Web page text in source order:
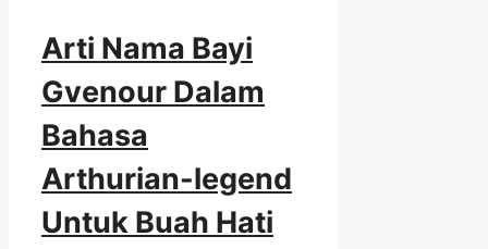
Arti Nama Bayi
Gvenour Dalam
Bahasa
Arthurian-legend
Untuk Buah Hati